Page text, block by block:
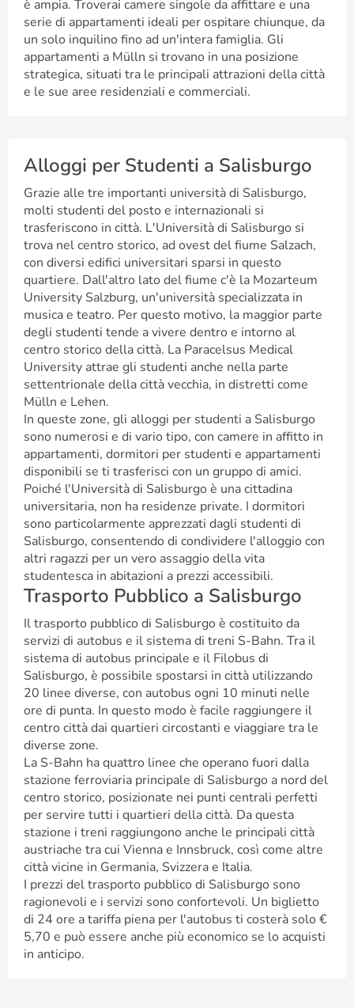
è ampia. Troverai camere singole da affittare e una
serie di appartamenti ideali per ospitare chiunque, da
un solo inquilino fino ad un'intera famiglia. Gli
appartamenti a Mülln si trovano in una posizione
strategica, situati tra le principali attrazioni della città
e le sue aree residenziali e commerciali.
Alloggi per Studenti a Salisburgo
Grazie alle tre importanti università di Salisburgo,
molti studenti del posto e internazionali si
trasferiscono in città. L'Università di Salisburgo si
trova nel centro storico, ad ovest del fiume Salzach,
con diversi edifici universitari sparsi in questo
quartiere. Dall'altro lato del fiume c'è la Mozarteum
University Salzburg, un'università specializzata in
musica e teatro. Per questo motivo, la maggior parte
degli studenti tende a vivere dentro e intorno al
centro storico della città. La Paracelsus Medical
University attrae gli studenti anche nella parte
settentrionale della città vecchia, in distretti come
Mülln e Lehen.
In queste zone, gli alloggi per studenti a Salisburgo
sono numerosi e di vario tipo, con camere in affitto in
appartamenti, dormitori per studenti e appartamenti
disponibili se ti trasferisci con un gruppo di amici.
Poiché l'Università di Salisburgo è una cittadina
universitaria, non ha residenze private. I dormitori
sono particolarmente apprezzati dagli studenti di
Salisburgo, consentendo di condividere l'alloggio con
altri ragazzi per un vero assaggio della vita
studentesca in abitazioni a prezzi accessibili.
Trasporto Pubblico a Salisburgo
Il trasporto pubblico di Salisburgo è costituito da
servizi di autobus e il sistema di treni S-Bahn. Tra il
sistema di autobus principale e il Filobus di
Salisburgo, è possibile spostarsi in città utilizzando
20 linee diverse, con autobus ogni 10 minuti nelle
ore di punta. In questo modo è facile raggiungere il
centro città dai quartieri circostanti e viaggiare tra le
diverse zone.
La S-Bahn ha quattro linee che operano fuori dalla
stazione ferroviaria principale di Salisburgo a nord del
centro storico, posizionate nei punti centrali perfetti
per servire tutti i quartieri della città. Da questa
stazione i treni raggiungono anche le principali città
austriache tra cui Vienna e Innsbruck, così come altre
città vicine in Germania, Svizzera e Italia.
I prezzi del trasporto pubblico di Salisburgo sono
ragionevoli e i servizi sono confortevoli. Un biglietto
di 24 ore a tariffa piena per l'autobus ti costerà solo €
5,70 e può essere anche più economico se lo acquisti
in anticipo.